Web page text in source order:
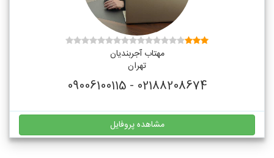
مهتاب آجربندیان
تهران
02188208674 - 09006100115
مشاهده پروفایل